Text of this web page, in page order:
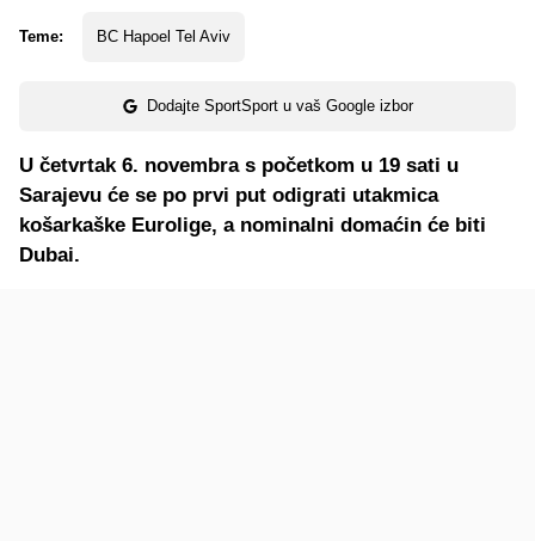
Teme: BC Hapoel Tel Aviv
Dodajte SportSport u vaš Google izbor
U četvrtak 6. novembra s početkom u 19 sati u
Sarajevu će se po prvi put odigrati utakmica
košarkaške Eurolige, a nominalni domaćin će biti
Dubai.